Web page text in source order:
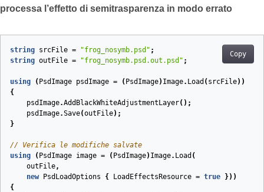
processa l’effetto di semitrasparenza in modo errato
Copy
string srcFile = "frog_nosymb.psd" ;
string outFile = "frog_nosymb.psd.out.psd" ;
using ( PsdImage psdImage = ( PsdImage) Image. Load ( srcFile))
{
psdImage.AddBlackWhiteAdjustmentLayer();
psdImage.Save(outFile);
}
// Verifica le modifiche salvate
using
( PsdImage image = ( PsdImage) Image. Load (
outFile,
new
PsdLoadOptions { LoadEffectsResource = true
}))
{